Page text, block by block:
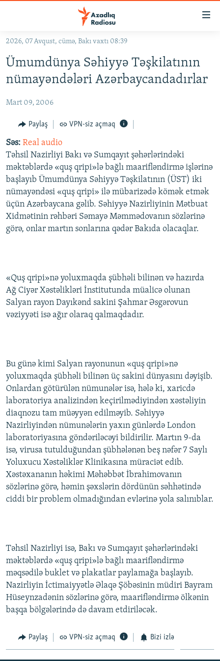
Əsas
qayıt
Əsas
naviqasiyaya
qayıt
KORRUPSIOMETR
#ƏSLINDƏ
FƏRQƏ BAX
QANUNI DOĞRU
ARAŞDIRMA
MULTIMEDIA
VIDEO
FOTOQALEREYA
İNFOQRAFIKA
RADIO ARXIV
OXU ZALI
AZƏRBAYCAN ƏDƏBIYYATI KITABXANASI
HAQQIMIZDA
MISSIYAMIZ
AZADLIQRADIOSU MOBIL TELEFONUNUZDA
BIZIMLƏ ƏLAQƏ
XƏBƏR BÜLLETENLƏRIMIZ
RFE/RL-in bütün saytları
2026, 07 Avqust, cümə, Bakı vaxtı 08:39
Ümumdünya Səhiyyə Təşkilatının
nümayəndələri Azərbaycandadırlar
Mart 09, 2006
Paylaş VPN-siz açmaq
Səs: Real audio
Təhsil Nazirliyi Bakı və Sumqayıt şəhərlərindəki
məktəblərdə «quş qripi»lə bağlı maarifləndirmə işlərinə
başlayıb Ümumdünya Səhiyyə Təşkilatının (ÜST) iki
nümayəndəsi «quş qripi» ilə mübarizədə kömək etmək
üçün Azərbaycana gəlib. Səhiyyə Nazirliyinin Mətbuat
Xidmətinin rəhbəri Səmayə Məmmədovanın sözlərinə
görə, onlar martın sonlarına qədər Bakıda olacaqlar.
«Quş qripi»nə yoluxmaqda şübhəli bilinən və hazırda
Ağ Ciyər Xəstəlikləri İnstitutunda müalicə olunan
Salyan rayon Dayıkənd sakini Şahmar Əsgərovun
vəziyyəti isə ağır olaraq qalmaqdadır.
Bu günə kimi Salyan rayonunun «quş qripi»nə
yoluxmaqda şübhəli bilinən üç sakini dünyasını dəyişib.
Onlardan götürülən nümunələr isə, hələ ki, xaricdə
laboratoriya analizindən keçirilmədiyindən xəstəliyin
diaqnozu tam müəyyən edilməyib. Səhiyyə
Nazirliyindən nümunələrin yaxın günlərdə London
laboratoriyasına göndəriləcəyi bildirilir. Martın 9-da
isə, virusa tutulduğundan şübhələnən beş nəfər 7 Saylı
Yoluxucu Xəstəliklər Klinikasına müraciət edib.
Xəstəxananın həkimi Məhəbbət İbrahimovanın
sözlərinə görə, həmin şəxslərin dördünün səhhətində
ciddi bir problem olmadığından evlərinə yola salınıblar.
Təhsil Nazirliyi isə, Bakı və Sumqayıt şəhərlərindəki
məktəblərdə «quş qripi»lə bağlı maarifləndirmə
məqsədilə buklet və plakatlar paylamağa başlayıb.
Nazirliyin İctimaiyyətlə Əlaqə Şöbəsinin müdiri Bayram
Hüseynzadənin sözlərinə görə, maarifləndirmə ölkənin
başqa bölgələrində də davam etdiriləcək.
Paylaş VPN-siz açmaq Bizi izlə